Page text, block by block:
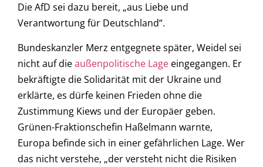
Die AfD sei dazu bereit, „aus Liebe und
Verantwortung für Deutschland“.
Bundeskanzler Merz entgegnete später, Weidel sei
nicht auf dieaußenpolitische Lage eingegangen. Er
bekräftigte die Solidarität mit der Ukraine und
erklärte, es dürfe keinen Frieden ohne die
Zustimmung Kiews und der Europäer geben.
Grünen-Fraktionschefin Haßelmann warnte,
Europa befinde sich in einer gefährlichen Lage. Wer
das nicht verstehe, „der versteht nicht die Risiken